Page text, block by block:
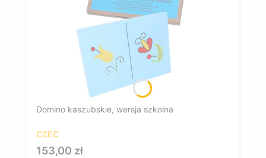
Domino kaszubskie, wersja szkolna
CZEC
Cena
153,00 zł